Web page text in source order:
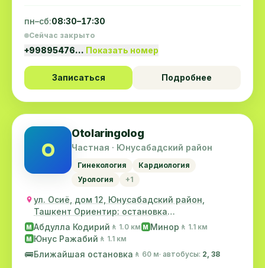
пн–сб:08:30–17:30
Сейчас закрыто
+99895476… Показать номер
Записаться Подробнее
O
Otolaringolog
Частная · Юнусабадский район
Гинекология
Кардиология
Урология
+1
ул. Осиё, дом 12, Юнусабадский район,
Ташкент Ориентир: остановка
"Гидрометцентр"
M Абдулла Кодирий 🚶 1.0 км M Минор 🚶 1.1 км
M Юнус Ражабий 🚶 1.1 км
🚌Ближайшая остановка 🚶 60 м· автобусы: 2, 38